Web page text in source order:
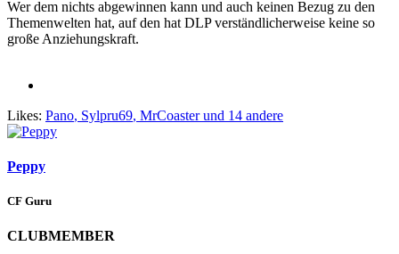
Wer dem nichts abgewinnen kann und auch keinen Bezug zu den
Themenwelten hat, auf den hat DLP verständlicherweise keine so
große Anziehungskraft.
Likes: Pano, Sylpru69, MrCoasterund 14 andere
Peppy
CF Guru
CLUBMEMBER